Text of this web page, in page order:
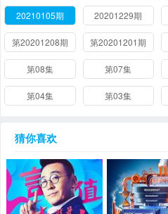
20210105期 20201229期
第20201208期 第20201201期
第08集 第07集
第04集 第03集
猜你喜欢